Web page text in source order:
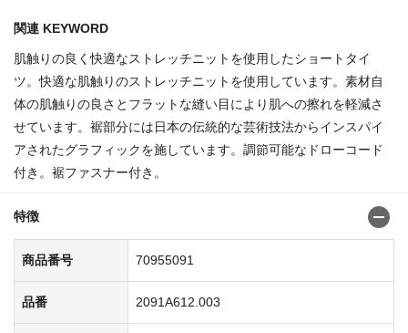
関連 KEYWORD
肌触りの良く快適なストレッチニットを使用したショートタイ
ツ。快適な肌触りのストレッチニットを使用しています。素材自
体の肌触りの良さとフラットな縫い目により肌への擦れを軽減さ
せています。裾部分には日本の伝統的な芸術技法からインスパイ
アされたグラフィックを施しています。調節可能なドローコード
付き。裾ファスナー付き。
特徴
商品番号 70955091
品番 2091A612.003